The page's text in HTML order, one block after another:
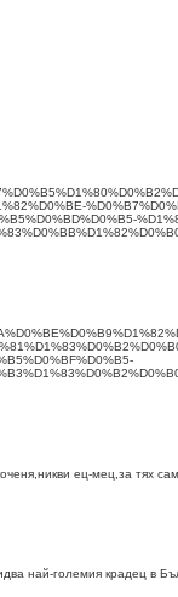
ец-мец,за тях
най-големия крадец в